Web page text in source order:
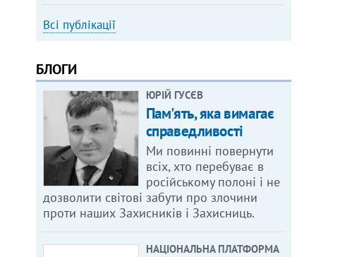
Всі публікації
БЛОГИ
ЮРІЙ ГУСЄВ
Пам'ять, яка вимагає
справедливості
Ми повинні повернути
всіх, хто перебуває в
російському полоні і не
дозволити світові забути про злочини
проти наших Захисників і Захисниць.
НАЦІОНАЛЬНА ПЛАТФОРМА